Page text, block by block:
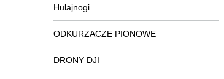
Hulajnogi
ODKURZACZE PIONOWE
DRONY DJI